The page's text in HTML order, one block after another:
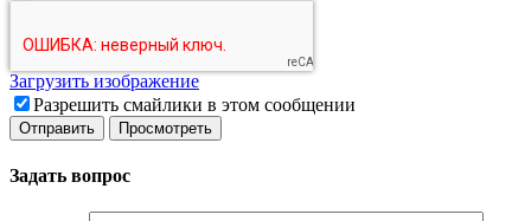
Загрузить изображение
Разрешить смайлики в этом сообщении
Задать вопрос